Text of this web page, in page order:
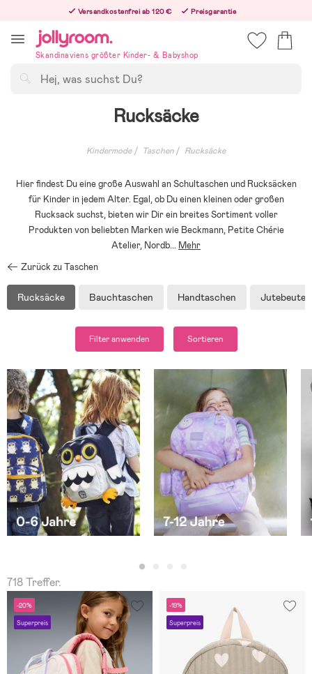
innehållet
Versandkostenfrei ab 120 €
Preisgarantie
Bestelle jetzt – wir versenden noch am selben Werktag!
Skandinaviens größter Kinder- & Babyshop
Rucksäcke
Kindermode Taschen Rucksäcke
Hier findest Du eine große Auswahl an Schultaschen und Rucksäcken
für Kinder in jedem Alter. Egal, ob Du einen kleinen oder großen
Rucksack suchst, bieten wir Dir ein breites Sortiment voller
Produkten von beliebten Marken wie Beckmann, Petite Chérie
Atelier, Nordb... Mehr
Zurück zu Taschen
Rucksäcke Bauchtaschen Handtaschen Jutebeutel
Filter anwenden Sortieren
718 Treffer.
-20%
Superpreis
-19%
Superpreis